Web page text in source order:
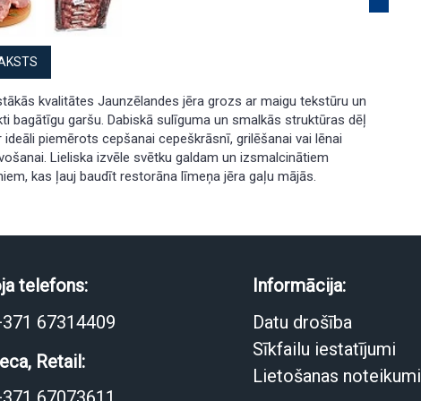
kvalitātes Jaunzēlandes jēra grozs ar maigu tekstūru un
bagātīgu garšu. Dabiskā sulīguma un smalkās struktūras dēļ
ideāli piemērots cepšanai cepeškrāsnī, grilēšanai vai lēnai
Lieliska izvēle svētku galdam un izsmalcinātiem
kas ļauj baudīt restorāna līmeņa jēra gaļu mājās.
telefons:
67314409
Retail:
Informācija:
Datu drošība
Sīkfailu iestatījumi
Lietošanas noteikumi